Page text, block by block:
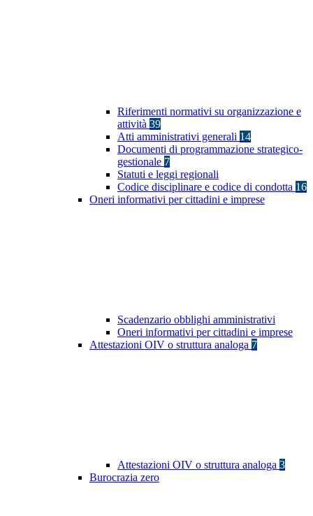
Riferimenti normativi su organizzazione e
attività 39
Atti amministrativi generali 14
Documenti di programmazione strategico-
gestionale 7
Statuti e leggi regionali
Codice disciplinare e codice di condotta 16
Oneri informativi per cittadini e imprese
Scadenzario obblighi amministrativi
Oneri informativi per cittadini e imprese
Attestazioni OIV o struttura analoga 7
Attestazioni OIV o struttura analoga 3
Burocrazia zero